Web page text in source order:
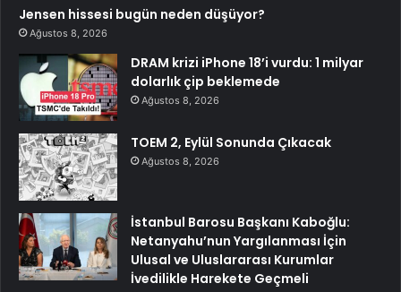
Jensen hissesi bugün neden düşüyor?
Ağustos 8, 2026
DRAM krizi iPhone 18’i vurdu: 1 milyar
dolarlık çip beklemede
Ağustos 8, 2026
TOEM 2, Eylül Sonunda Çıkacak
Ağustos 8, 2026
İstanbul Barosu Başkanı Kaboğlu:
Netanyahu’nun Yargılanması İçin
Ulusal ve Uluslararası Kurumlar
İvedilikle Harekete Geçmeli